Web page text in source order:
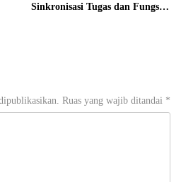
Sinkronisasi Tugas dan Fungsi
Ruas yang wajib ditandai *